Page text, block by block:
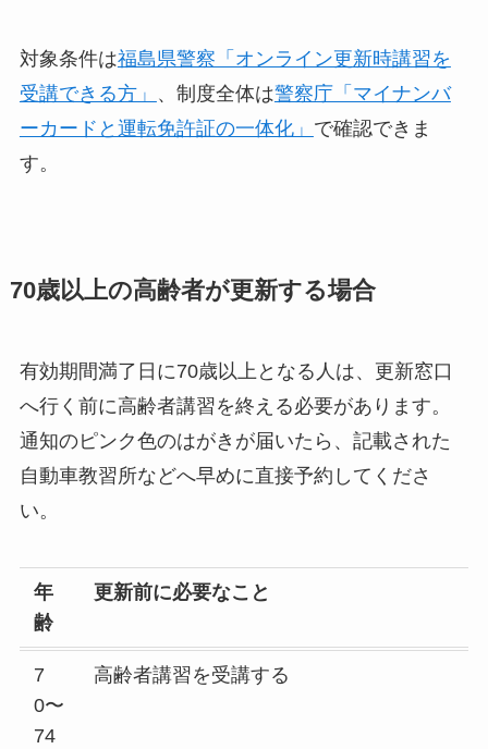
対象条件は福島県警察「オンライン更新時講習を
受講できる方」 、制度全体は警察庁「マイナンバ
ーカードと運転免許証の一体化」 で確認できま
す。
70歳以上の高齢者が更新する場合
有効期間満了日に70歳以上となる人は、更新窓口
へ行く前に高齢者講習を終える必要があります。
通知のピンク色のはがきが届いたら、記載された
自動車教習所などへ早めに直接予約してくださ
い。
年
齢
更新前に必要なこと
7
0〜
74
高齢者講習を受講する